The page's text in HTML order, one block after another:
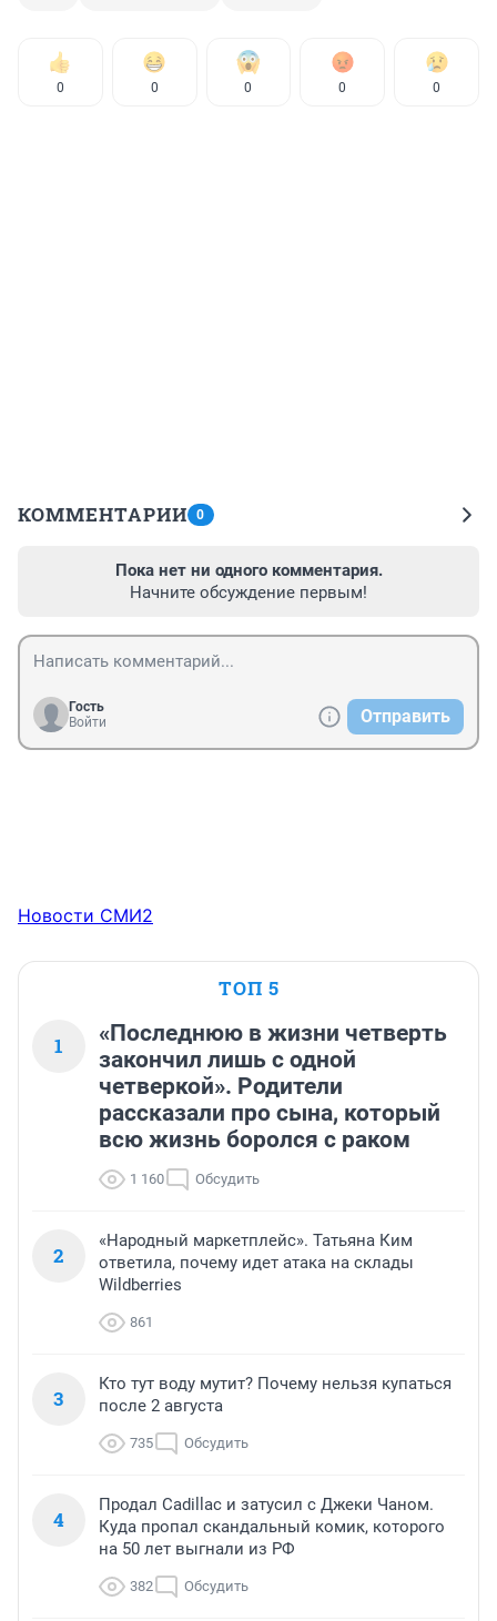
0 0 0 0 0
КОММЕНТАРИИ 0
Пока нет ни одного комментария.
Начните обсуждение первым!
Гость
Войти
Отправить
Новости СМИ2
ТОП 5
1
«Последнюю в жизни четверть
закончил лишь с одной
четверкой». Родители
рассказали про сына, который
всю жизнь боролся с раком
1 160 Обсудить
2
«Народный маркетплейс». Татьяна Ким
ответила, почему идет атака на склады
Wildberries
861
3
Кто тут воду мутит? Почему нельзя купаться
после 2 августа
735 Обсудить
4
Продал Cadillac и затусил с Джеки Чаном.
Куда пропал скандальный комик, которого
на 50 лет выгнали из РФ
382 Обсудить